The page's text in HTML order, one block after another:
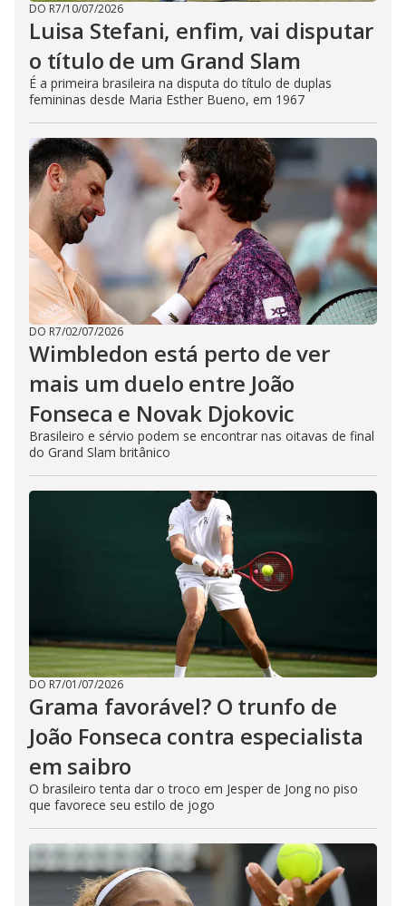
DO R7/10/07/2026
Luisa Stefani, enfim, vai disputar
o título de um Grand Slam
É a primeira brasileira na disputa do título de duplas
femininas desde Maria Esther Bueno, em 1967
DO R7/02/07/2026
Wimbledon está perto de ver
mais um duelo entre João
Fonseca e Novak Djokovic
Brasileiro e sérvio podem se encontrar nas oitavas de final
do Grand Slam britânico
DO R7/01/07/2026
Grama favorável? O trunfo de
João Fonseca contra especialista
em saibro
O brasileiro tenta dar o troco em Jesper de Jong no piso
que favorece seu estilo de jogo